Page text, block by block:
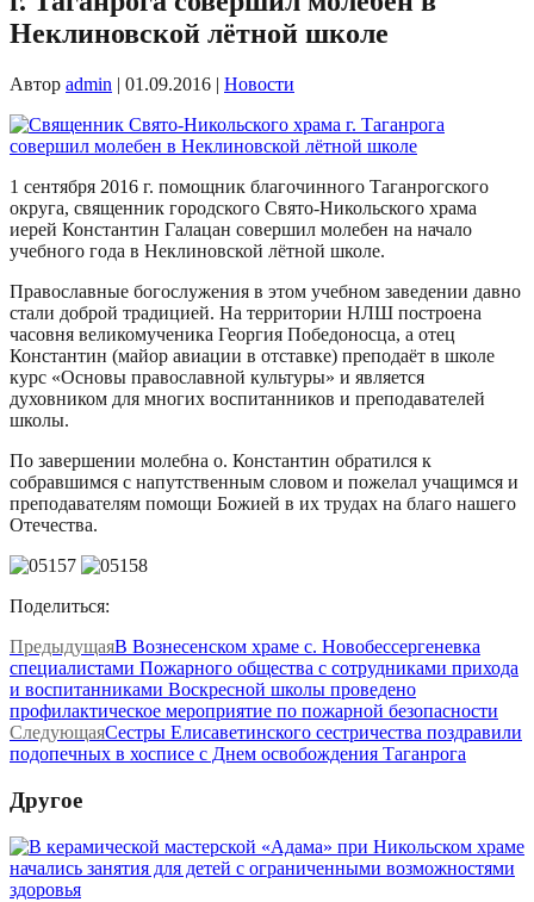
Неклиновской лётной школе
Автор admin | 01.09.2016 | Новости
1 сентября 2016 г. помощник благочинного Таганрогского
округа, священник городского Свято-Никольского храма
иерей Константин Галацан совершил молебен на начало
учебного года в Неклиновской лётной школе.
Православные богослужения в этом учебном заведении давно
стали доброй традицией. На территории НЛШ построена
часовня великомученика Георгия Победоносца, а отец
Константин (майор авиации в отставке) преподаёт в школе
курс «Основы православной культуры» и является
духовником для многих воспитанников и преподавателей
школы.
По завершении молебна о. Константин обратился к
собравшимся с напутственным словом и пожелал учащимся и
преподавателям помощи Божией в их трудах на благо нашего
Отечества.
Поделиться:
ПредыдущаяВ Вознесенском храме с. Новобессергеневка
специалистами Пожарного общества с сотрудниками прихода
и воспитанниками Воскресной школы проведено
профилактическое мероприятие по пожарной безопасности
СледующаяСестры Елисаветинского сестричества поздравили
подопечных в хосписе с Днем освобождения Таганрога
Другое